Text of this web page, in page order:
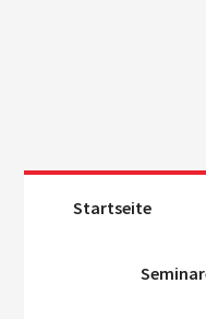
Startseite